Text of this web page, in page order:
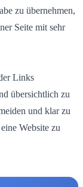
zu übernehmen,
Seite mit sehr
Links
übersichtlich zu
und klar zu
Website zu